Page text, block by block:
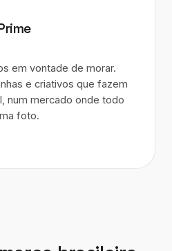
em vontade de morar.
e criativos que fazem
num mercado onde todo
foto.